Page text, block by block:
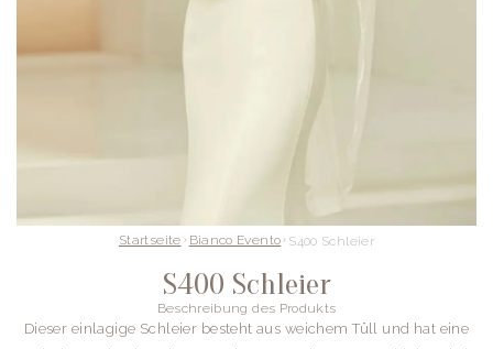
Startseite Bianco Evento S400 Schleier
S400 Schleier
Beschreibung des Produkts
Dieser einlagige Schleier besteht aus weichem Tüll und hat eine